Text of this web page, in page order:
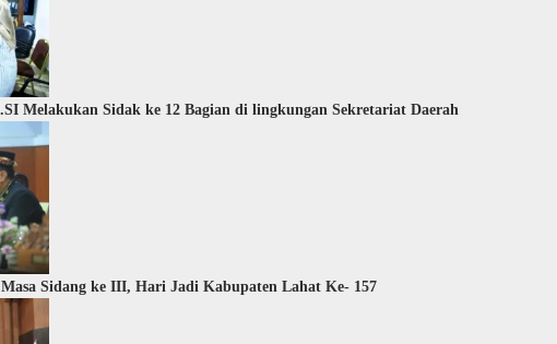
Melakukan Sidak ke 12 Bagian di lingkungan Sekretariat Daerah
Sidang ke III, Hari Jadi Kabupaten Lahat Ke- 157